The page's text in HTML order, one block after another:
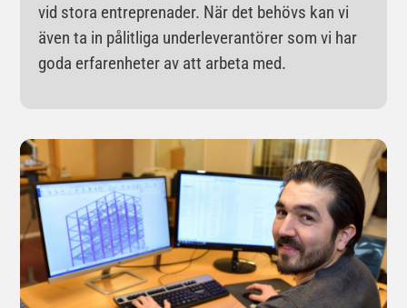
vid stora entreprenader. När det behövs kan vi
även ta in pålitliga underleverantörer som vi har
goda erfarenheter av att arbeta med.